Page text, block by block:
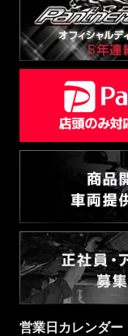
営業日カレンダー